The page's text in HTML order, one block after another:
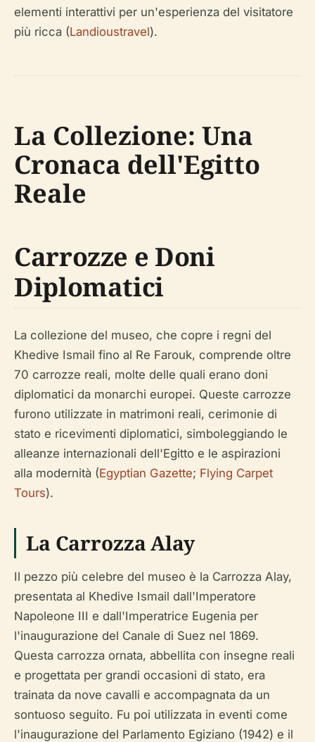
elementi interattivi per un'esperienza del visitatore
più ricca (Landioustravel).
La Collezione: Una
Cronaca dell'Egitto
Reale
Carrozze e Doni
Diplomatici
La collezione del museo, che copre i regni del
Khedive Ismail fino al Re Farouk, comprende oltre
70 carrozze reali, molte delle quali erano doni
diplomatici da monarchi europei. Queste carrozze
furono utilizzate in matrimoni reali, cerimonie di
stato e ricevimenti diplomatici, simboleggiando le
alleanze internazionali dell'Egitto e le aspirazioni
alla modernità (Egyptian Gazette; Flying Carpet
Tours).
La Carrozza Alay
Il pezzo più celebre del museo è la Carrozza Alay,
presentata al Khedive Ismail dall'Imperatore
Napoleone III e dall'Imperatrice Eugenia per
l'inaugurazione del Canale di Suez nel 1869.
Questa carrozza ornata, abbellita con insegne reali
e progettata per grandi occasioni di stato, era
trainata da nove cavalli e accompagnata da un
sontuoso seguito. Fu poi utilizzata in eventi come
l'inaugurazione del Parlamento Egiziano (1942) e il